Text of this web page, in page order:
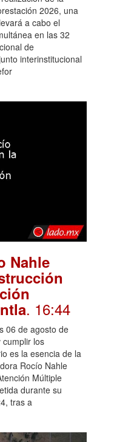
2026, una
a cabo el
en las 32
de
interinstitucional
Nahle
. 16:44
06 de agosto de
los
es la esencia de la
Rocío Nahle
Múltiple
durante su
tras a